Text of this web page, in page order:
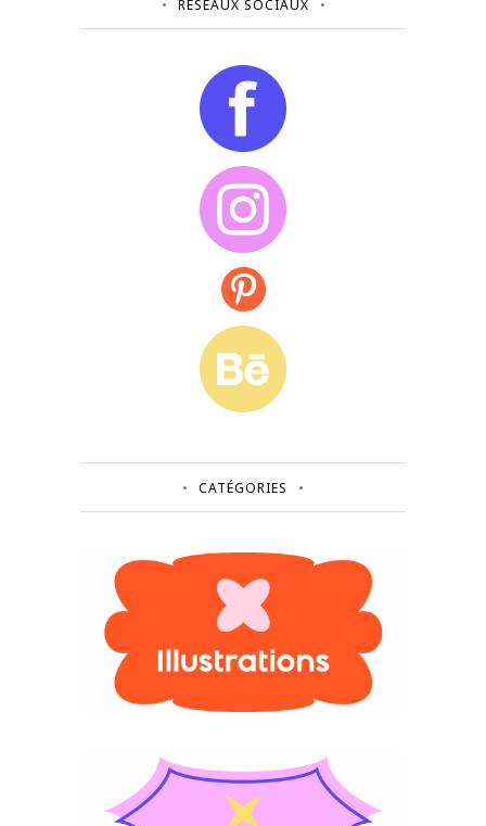
RÉSEAUX SOCIAUX
CATÉGORIES